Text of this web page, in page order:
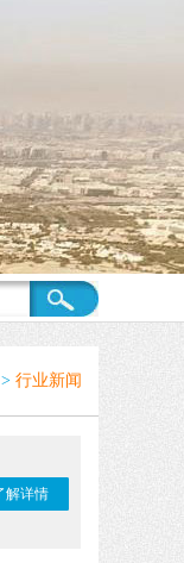
> 行业新闻
解详情